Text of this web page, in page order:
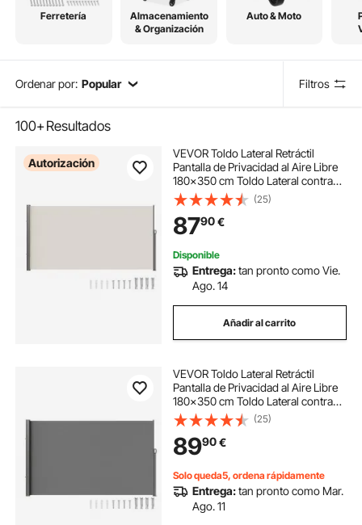
Ferretería
Almacenamiento
& Organización
Auto & Moto
Ordenar por: Popular Filtros
100+Resultados
Autorización
VEVOR Toldo Lateral Retráctil
Pantalla de Privacidad al Aire Libre
180x350 cm Toldo Lateral contra
Viento Impermeable de Poliéster
Divisor de Habitación UV 30+ para
Patio, Jardín, Balcón, Beige
(25)
8790€
Disponible
Entrega:tan pronto como Vie.
Ago. 14
Añadir al carrito
VEVOR Toldo Lateral Retráctil
Pantalla de Privacidad al Aire Libre
180x350 cm Toldo Lateral contra
Viento Impermeable de Poliéster
Divisor de Habitación UV 30+ para
Patio, Jardín, Balcón, Gris
(25)
8990€
Solo queda5, ordena rápidamente
Entrega:tan pronto como Mar.
Ago. 11